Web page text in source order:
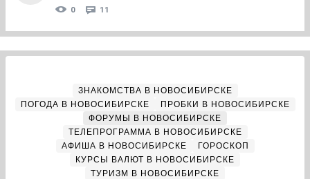
0 11
ЗНАКОМСТВА В НОВОСИБИРСКЕ
ПОГОДА В НОВОСИБИРСКЕ
ПРОБКИ В НОВОСИБИРСКЕ
ФОРУМЫ В НОВОСИБИРСКЕ
ТЕЛЕПРОГРАММА В НОВОСИБИРСКЕ
АФИША В НОВОСИБИРСКЕ
ГОРОСКОП
КУРСЫ ВАЛЮТ В НОВОСИБИРСКЕ
ТУРИЗМ В НОВОСИБИРСКЕ